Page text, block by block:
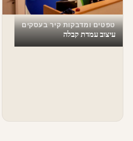
טפטים ומדבקות קיר בעסקים
עיצוב עמדת קבלה